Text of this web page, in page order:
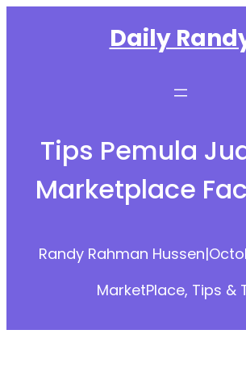
Daily
Tips Pemula
Marketplace
Randy Rahman Hussen|
MarketPlace, Tips &